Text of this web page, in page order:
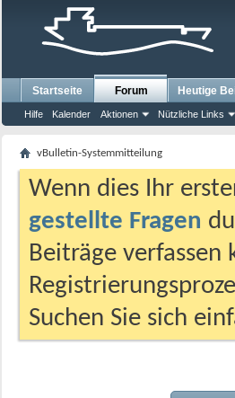
Startseite Forum
Hilfe Kalender Aktionen Nützliche Links
Heutige
vBulletin-Systemmitteilung
Wenn dies Ihr
gestellte Fragen
Beiträge verfassen
Suchen Sie sich